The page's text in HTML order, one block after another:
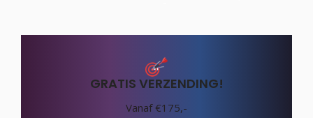
GRATIS VERZENDING!
Vanaf €175,-